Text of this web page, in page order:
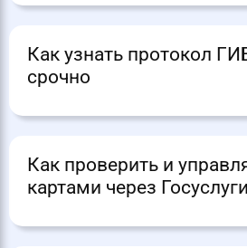
Как узнать протокол
срочно
Как проверить и
картами через Госуслуги